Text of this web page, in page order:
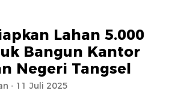
Lahan 5.000
Bangun Kantor
Negeri Tangsel
- 11 Juli 2025